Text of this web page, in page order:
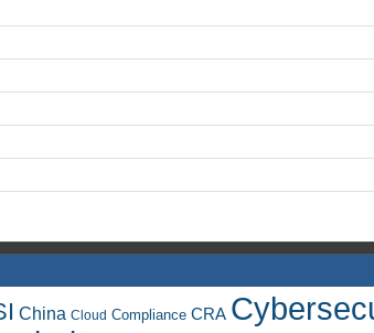
China Cloud Compliance CRA